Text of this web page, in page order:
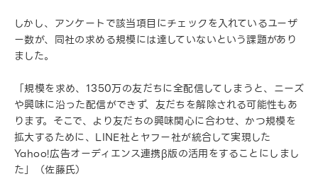
しかし、アンケートで該当項目にチェックを入れているユーザ
ー数が、同社の求める規模には達していないという課題があり
ました。
「規模を求め、1350万の友だちに全配信してしまうと、ニーズ
や興味に沿った配信ができず、友だちを解除される可能性もあ
ります。そこで、より友だちの興味関心に合わせ、かつ規模を
拡大するために、LINE社とヤフー社が統合して実現した
Yahoo!広告オーディエンス連携β版の活用をすることにしまし
た」（佐藤氏）